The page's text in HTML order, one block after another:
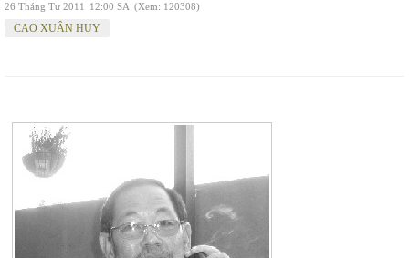
26 Tháng Tư 2011 12:00 SA (Xem: 120308)
CAO XUÂN HUY